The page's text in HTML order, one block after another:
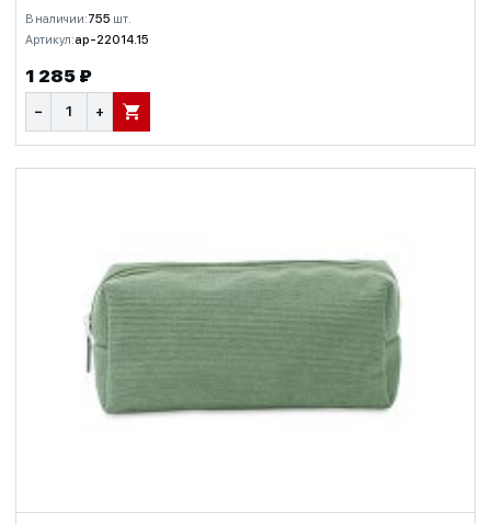
В наличии:755 шт.
Артикул:ap-22014.15
1 285 ₽
− + В КОРЗИНУ